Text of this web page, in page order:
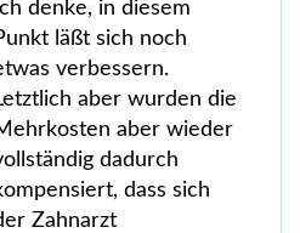
Ich denke, in diesem
läßt sich noch
verbessern.
aber wurden die
aber wieder
dadurch
dass sich
Zahnarzt